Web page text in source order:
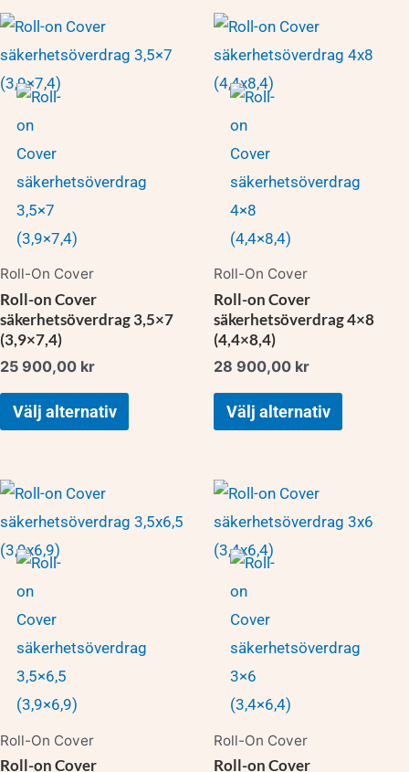
Roll-On Cover
Roll-on Cover
säkerhetsöverdrag 3,5×7
(3,9×7,4)
25 900,00 kr
Välj alternativ
Den
här
produkten
alternativen
kan
väljas
på
produktsidan
Roll-On Cover
Roll-on Cover
säkerhetsöverdrag 4×8
(4,4×8,4)
28 900,00 kr
Välj alternativ
Den
här
produkten
alternativen
kan
väljas
på
produktsidan
Roll-On Cover
Roll-on Cover
Den
här
produkten
alternativen
kan
Roll-On Cover
Roll-on Cover
Den
här
produkten
alternativen
kan